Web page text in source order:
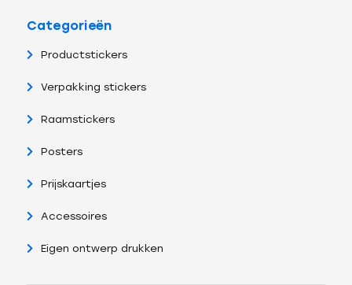
Categorieën
Productstickers
Verpakking stickers
Raamstickers
Posters
Prijskaartjes
Accessoires
Eigen ontwerp drukken